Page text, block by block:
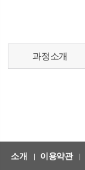
과정소개
소개 이용약관